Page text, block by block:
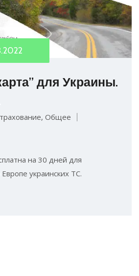
для Украины.
, Общее
на 30 дней для
украинских ТС.